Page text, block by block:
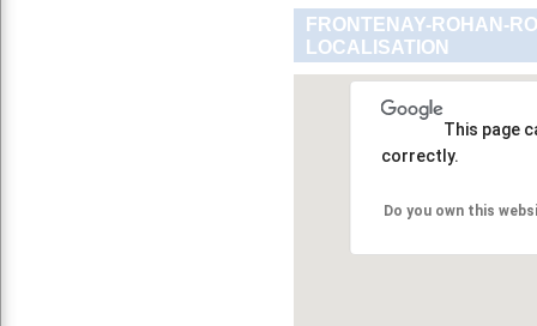
FRONTENAY-ROHAN-
LOCALISATION
This page
correctly.
Do you own this